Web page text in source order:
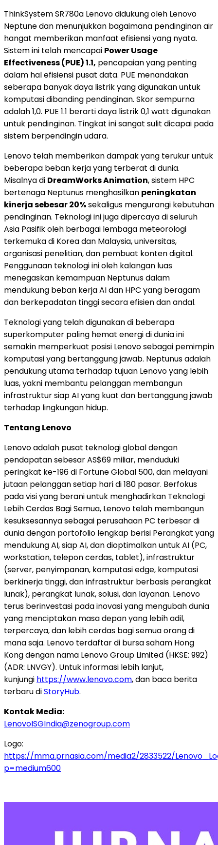
ThinkSystem SR780a Lenovo didukung oleh Lenovo
Neptune dan menunjukkan bagaimana pendinginan air
hangat memberikan manfaat efisiensi yang nyata.
Sistem ini telah mencapai Power Usage
Effectiveness (PUE) 1.1, pencapaian yang penting
dalam hal efisiensi pusat data. PUE menandakan
seberapa banyak daya listrik yang digunakan untuk
komputasi dibanding pendinginan. Skor sempurna
adalah 1,0. PUE 1.1 berarti daya listrik 0,1 watt digunakan
untuk pendinginan. Tingkat ini sangat sulit dicapai pada
sistem berpendingin udara.
Lenovo telah memberikan dampak yang terukur untuk
beberapa beban kerja yang terberat di dunia.
Misalnya di DreamWorks Animation, sistem HPC
bertenaga Neptunus menghasilkan peningkatan
kinerja sebesar 20%sekaligus mengurangi kebutuhan
pendinginan. Teknologi ini juga dipercaya di seluruh
Asia Pasifik oleh berbagai lembaga meteorologi
terkemuka di Korea dan Malaysia, universitas,
organisasi penelitian, dan pembuat konten digital.
Penggunaan teknologi ini oleh kalangan luas
menegaskan kemampuan Neptunus dalam
mendukung beban kerja AI dan HPC yang beragam
dan berkepadatan tinggi secara efisien dan andal.
Teknologi yang telah digunakan di beberapa
superkomputer paling hemat energi di dunia ini
semakin memperkuat posisi Lenovo sebagai pemimpin
komputasi yang bertanggung jawab. Neptunus adalah
pendukung utama terhadap tujuan Lenovo yang lebih
luas, yakni membantu pelanggan membangun
infrastruktur siap AI yang kuat dan bertanggung jawab
terhadap lingkungan hidup.
Tentang Lenovo
Lenovo adalah pusat teknologi global dengan
pendapatan sebesar AS$69 miliar, menduduki
peringkat ke-196 di Fortune Global 500, dan melayani
jutaan pelanggan setiap hari di 180 pasar. Berfokus
pada visi yang berani untuk menghadirkan Teknologi
Lebih Cerdas Bagi Semua, Lenovo telah membangun
kesuksesannya sebagai perusahaan PC terbesar di
dunia dengan portofolio lengkap berisi Perangkat yang
mendukung AI, siap AI, dan dioptimalkan untuk AI (PC,
workstation, telepon cerdas, tablet), infrastruktur
(server, penyimpanan, komputasi edge, komputasi
berkinerja tinggi, dan infrastruktur berbasis perangkat
lunak), perangkat lunak, solusi, dan layanan. Lenovo
terus berinvestasi pada inovasi yang mengubah dunia
yang menciptakan masa depan yang lebih adil,
terpercaya, dan lebih cerdas bagi semua orang di
mana saja. Lenovo terdaftar di bursa saham Hong
Kongdengan nama Lenovo Group Limited (HKSE: 992)
(ADR: LNVGY). Untuk informasi lebih lanjut,
kunjungi https://www.lenovo.com, dan baca berita
terbaru diStoryHub.
Kontak Media:
LenovoISGIndia@zenogroup.com
Logo:
https://mma.prnasia.com/media2/2833522/
p=medium600